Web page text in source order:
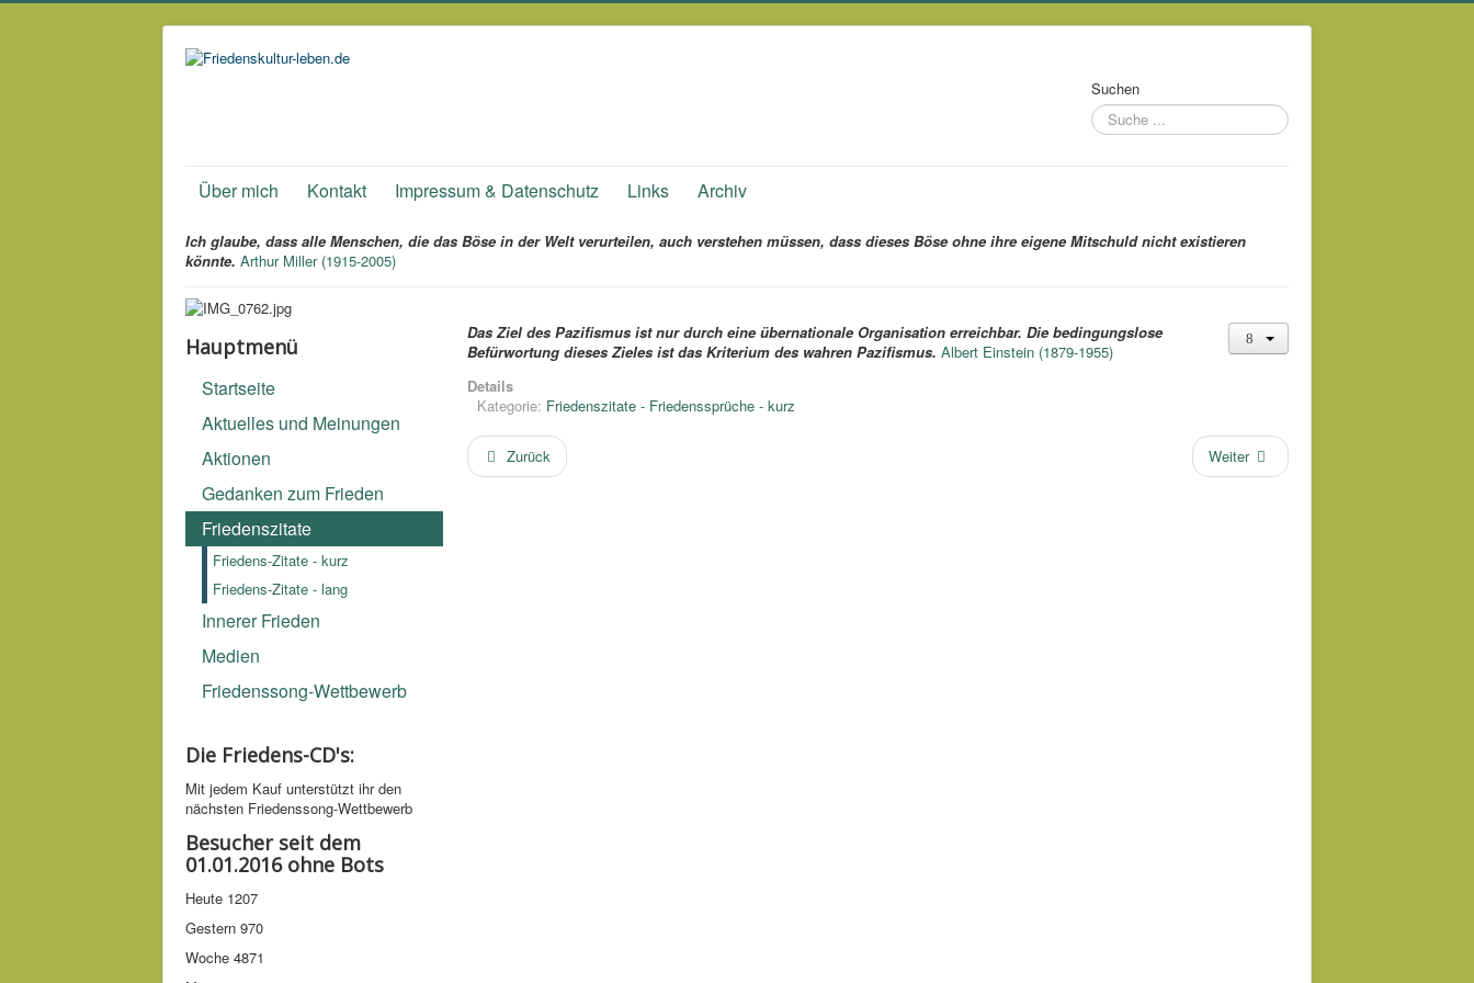
Suchen
Über mich Kontakt Impressum & Datenschutz Links Archiv
Ich glaube, dass alle Menschen, die das Böse in der Welt verurteilen, auch verstehen müssen, dass dieses Böse ohne ihre eigene Mitschuld nicht existieren
könnte. Arthur Miller (1915-2005)
Hauptmenü
Startseite
Aktuelles und Meinungen
Aktionen
Gedanken zum Frieden
Friedenszitate
Friedens-Zitate - kurz
Friedens-Zitate - lang
Innerer Frieden
Medien
Friedenssong-Wettbewerb
Die Friedens-CD's:
Mit jedem Kauf unter­stützt ihr den
nächsten Friedens­song-­Wettbe­werb
Besucher seit dem
01.01.2016 ohne Bots
Heute 1207
Gestern 970
Woche 4871
Das Ziel des Pazifismus ist nur durch eine übernationale Organisation erreichbar. Die bedingungslose
Befürwortung dieses Zieles ist das Kriterium des wahren Pazifismus. Albert Einstein (1879-1955)
Details
Kategorie: Friedenszitate - Friedenssprüche - kurz
Zurück Weiter